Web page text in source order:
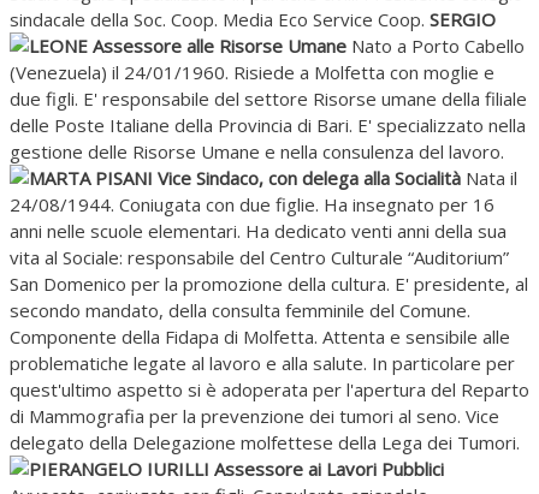
sindacale della Soc. Coop. Media Eco Service Coop. SERGIO
LEONE Assessore alle Risorse Umane Nato a Porto Cabello
(Venezuela) il 24/01/1960. Risiede a Molfetta con moglie e
due figli. E' responsabile del settore Risorse umane della filiale
delle Poste Italiane della Provincia di Bari. E' specializzato nella
gestione delle Risorse Umane e nella consulenza del lavoro.
MARTA PISANI Vice Sindaco, con delega alla Socialità Nata il
24/08/1944. Coniugata con due figlie. Ha insegnato per 16
anni nelle scuole elementari. Ha dedicato venti anni della sua
vita al Sociale: responsabile del Centro Culturale “Auditorium”
San Domenico per la promozione della cultura. E' presidente, al
secondo mandato, della consulta femminile del Comune.
Componente della Fidapa di Molfetta. Attenta e sensibile alle
problematiche legate al lavoro e alla salute. In particolare per
quest'ultimo aspetto si è adoperata per l'apertura del Reparto
di Mammografia per la prevenzione dei tumori al seno. Vice
delegato della Delegazione molfettese della Lega dei Tumori.
PIERANGELO IURILLI Assessore ai Lavori Pubblici